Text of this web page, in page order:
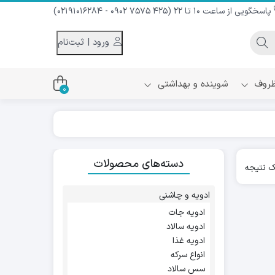
پاسخگویی از ساعت 10 تا 22 (425 7575 0902 - 02191016284)
سرد
شوینده و بهداشتی 0
نتیجه دسته‌های محصولات
ادویه و چاشنی
ادویه جات
ادویه سالاد
ادویه غذا
انواع سرکه
سس سالاد